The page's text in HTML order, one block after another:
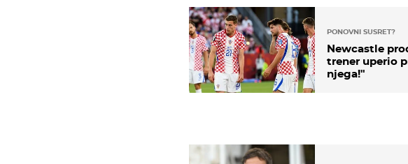
PONOVNI SUSRET?
Newcastle
trener uperio
njega!"